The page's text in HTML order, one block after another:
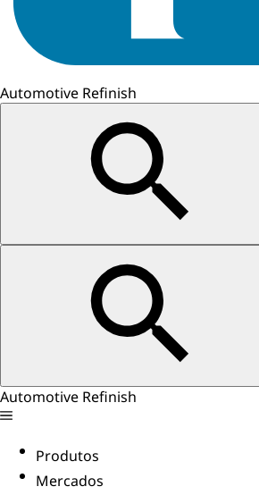
Automotive Refinish
Automotive Refinish
Produtos
Mercados